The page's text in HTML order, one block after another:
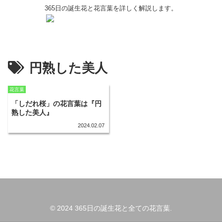
365日の誕生花と花言葉を詳しく解説します。
円熟した美人
花言葉
「しだれ桜」の花言葉は『円
熟した美人』
2024.02.07
© 2024 365日の誕生花と全ての花言葉.